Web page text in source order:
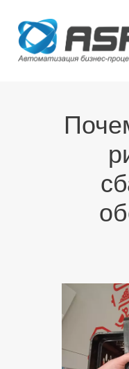
ГЛАВНАЯ
О
ПРОДУКТЫ
НОВОСТИ
КАРЬЕРА